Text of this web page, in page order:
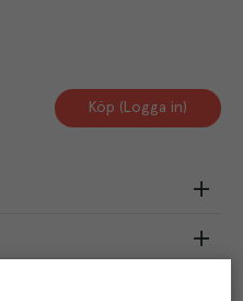
Köp (Logga in)